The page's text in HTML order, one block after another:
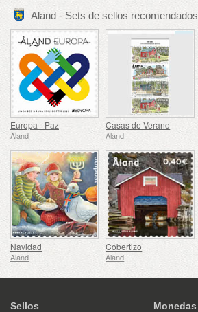
Aland - Sets de sellos recomendados
Europa - Paz
Aland
Casas de Verano
Aland
Navidad
Aland
Cobertizo
Aland
Sellos
Monedas